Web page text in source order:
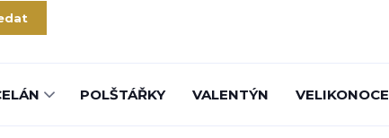
POLŠTÁŘKY VALENTÝN VELIKONOCE